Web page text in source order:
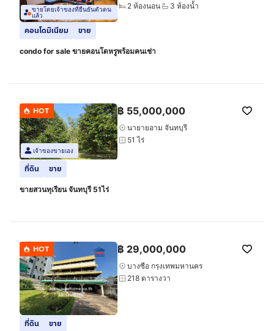
ขายโดยเจ้าของที่ยืนยันตัวตน
แล้ว
2 ห้องนอน
3 ห้องน้ำ
คอนโดมิเนียม ขาย
condo for sale ขายคอนโดหรูพร้อมคนเช่า
HOT
เจ้าของขายเอง
฿ 55,000,000
นายายอาม จันทบุรี
51 ไร่
ที่ดิน ขาย
ขายสวนทุเรียน จันทบุรี 51ไร่
HOT ฿ 29,000,000
บางซื่อ กรุงเทพมหานคร
218 ตารางวา
ที่ดิน ขาย